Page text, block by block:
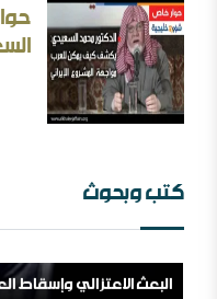
إيران المسكينة ورد على
اللهم اشغل الظالمين
كتب وبحوث
البعث الاعتزالي وإسقاط